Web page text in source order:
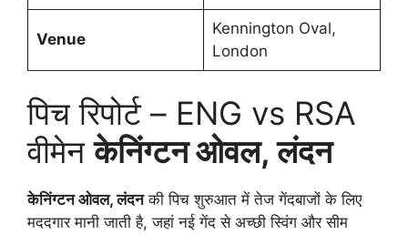
Venue
Kennington Oval,
London
पिच रिपोर्ट – ENG vs RSA
वीमेनकेनिंग्टन ओवल, लंदन
केनिंग्टन ओवल, लंदनकी पिच शुरुआत में तेज गेंदबाजों के लिए
मददगार मानी जाती है, जहां नई गेंद से अच्छी स्विंग और सीम